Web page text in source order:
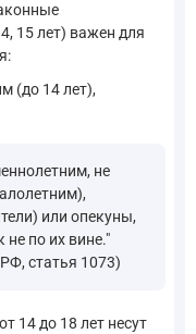
15 лет) важен для
(до 14 лет),
не
или опекуны,
не по их вине."
статья 1073)
14 до 18 лет несут